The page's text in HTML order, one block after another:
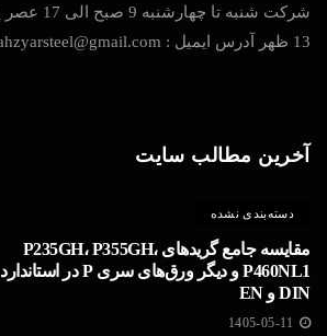
13 ظهر آدرس ایمیل : mahzyarsteel@gmail.com
آخرین مطالب سایت
دسته‌بندی نشده
مقایسه جامع گریدهای P235GH، P355GH،
P460NL1 و دیگر ورق‌های سری P در استاندارد
DIN و EN
1405-05-11